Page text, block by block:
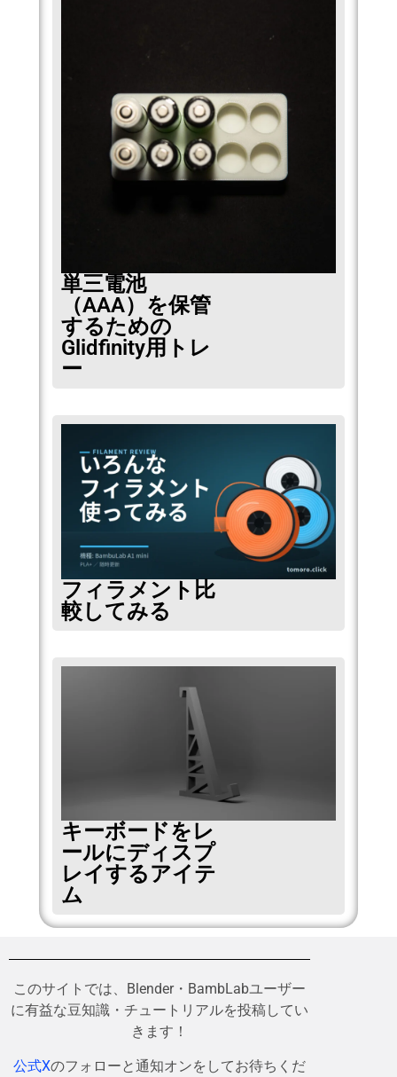
単三電池
（AAA）を保管
するための
Glidfinity用トレ
ー
フィラメント比
較してみる
キーボードをレ
ールにディスプ
レイするアイテ
ム
このサイトでは、Blender・BambLabユーザー
に有益な豆知識・チュートリアルを投稿してい
きます！
公式Xのフォローと通知オンをしてお待ちくだ